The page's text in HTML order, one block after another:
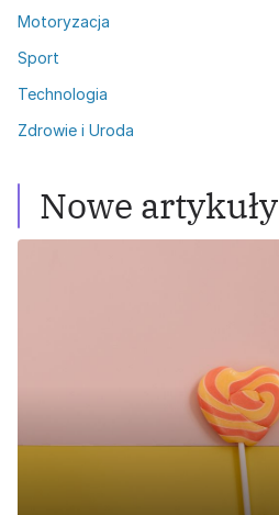
Motoryzacja
Sport
Technologia
Zdrowie i Uroda
Nowe artykuły